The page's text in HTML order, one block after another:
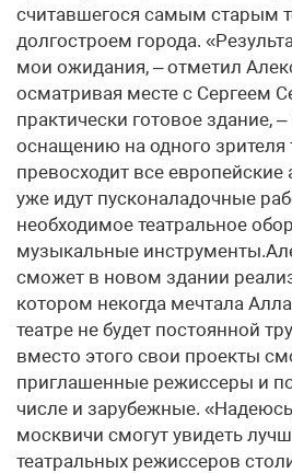
считавшегося самым старым
долгостроем города.
мои ожидания, – отметил
осматривая месте с Сергеем
практически готовое здание,
оснащению на одного зрителя
превосходит все европейские
уже идут пусконаладочные
необходимое театральное
музыкальные
сможет в новом здании
котором некогда мечтала
театре не будет постоянной
вместо этого свои проекты
приглашенные режиссеры и
числе и зарубежные.
москвичи смогут увидеть
театральных режиссеров